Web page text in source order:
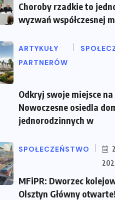
Choroby rzadkie to
wyzwań współczesnej
ARTYKUŁY
PARTNERÓW
Odkryj swoje miejsce
Nowoczesne osiedla
jednorodzinnych w
SPOŁECZEŃSTWO
MFiPR: Dworzec
Olsztyn Główny